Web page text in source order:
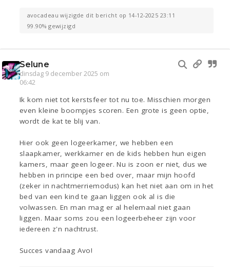
avocadeau wijzigde dit bericht op 14-12-2025 23:11
99.90% gewijzigd
Selune
dinsdag 9 december 2025 om
06:42
Ik kom niet tot kerstsfeer tot nu toe. Misschien morgen
even kleine boompjes scoren. Een grote is geen optie,
wordt de kat te blij van.
Hier ook geen logeerkamer, we hebben een
slaapkamer, werkkamer en de kids hebben hun eigen
kamers, maar geen logeer. Nu is zoon er niet, dus we
hebben in principe een bed over, maar mijn hoofd
(zeker in nachtmerriemodus) kan het niet aan om in het
bed van een kind te gaan liggen ook al is die
volwassen. En man mag er al helemaal niet gaan
liggen. Maar soms zou een logeerbeheer zijn voor
iedereen z'n nachtrust.
Succes vandaag Avo!